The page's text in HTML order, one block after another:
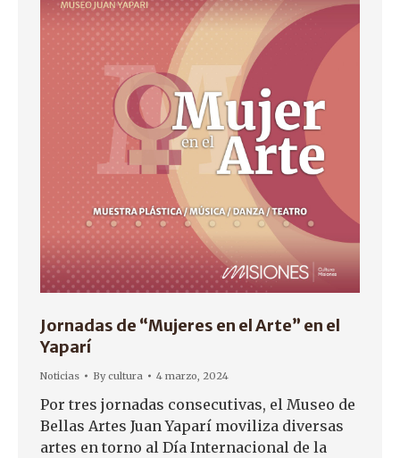
Jornadas de “Mujeres en el Arte” en el
Yaparí
Noticias Bycultura 4 marzo, 2024
Por tres jornadas consecutivas, el Museo de
Bellas Artes Juan Yaparí moviliza diversas
artes en torno al Día Internacional de la